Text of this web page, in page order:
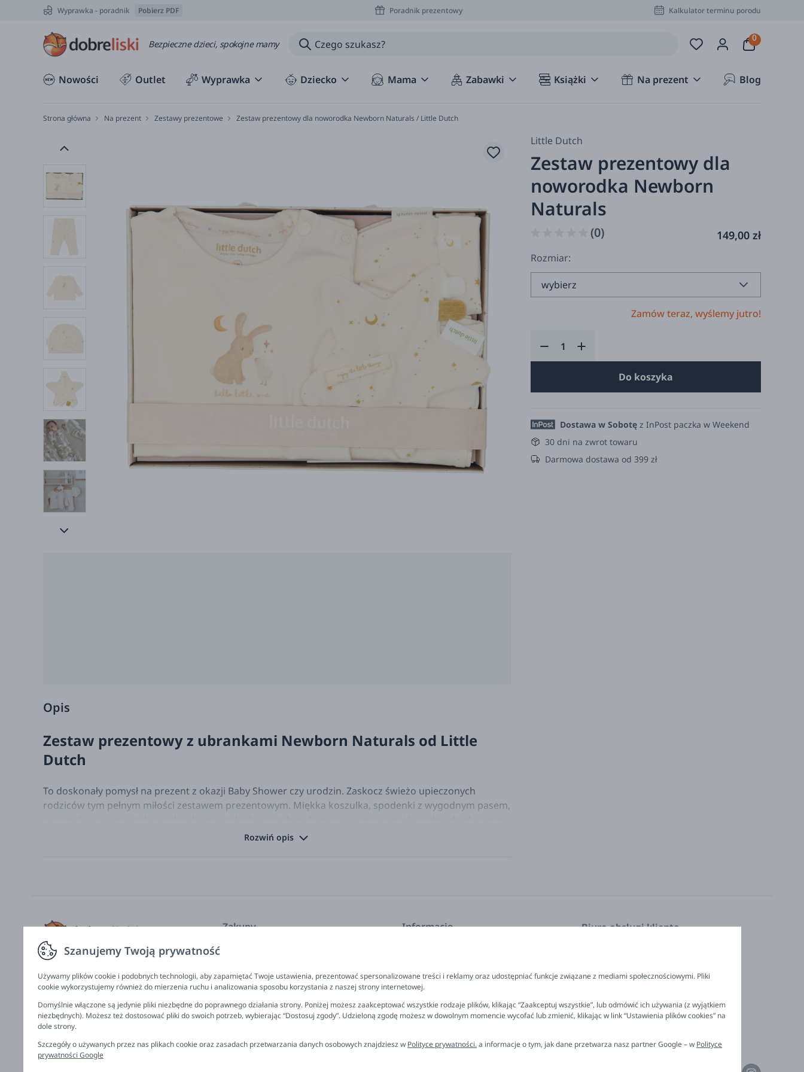
Wyprawka - poradnik Pobierz PDF Poradnik prezentowy Kalkulator terminu porodu
Bezpieczne dzieci, spokojne mamy
Nowości Outlet Wyprawka Dziecko Mama Zabawki Książki Na prezent Blog
Strona główna Na prezent Zestawy prezentowe Zestaw prezentowy dla noworodka Newborn Naturals / Little Dutch
Little Dutch
Zestaw prezentowy dla
noworodka Newborn
Naturals
(0) 149,00 zł
Rozmiar:
Zamów teraz, wyślemy jutro!
Do koszyka
Dostawa w Sobotę z InPost paczka w Weekend
30 dni na zwrot towaru
Darmowa dostawa od 399 zł
Opis
Zestaw prezentowy z ubrankami Newborn Naturals od Little
Dutch
To doskonały pomysł na prezent z okazji Baby Shower czy urodzin. Zaskocz świeżo upieczonych
rodziców tym pełnym miłości zestawem prezentowym. Miękka koszulka, spodenki z wygodnym pasem,
są wyjątkowo delikatne dla wrażliwej skóry maluszka. Ciepłe kolory i urocze nadruki wprowadzają
otulacze, akcesoria do pokoików dziecięcych oraz zabawki sensoryczne dla niemowląt, jak również
zabawki, czy pojazdy wytwarzane z drewna. Produkty Little Dutch cechuje spokojna, pastelowa
kolorystyka.
Skład: 95% bawełna organiczna, 5% elastan
Rozwiń opis
Zakupy
Zamów na prezent
Regulamin, polityka prywatności
Dane do przelewu
Informacje
Newsletter
Kontakt
Ustawienia plików cookies
Biuro obsługi klienta
+48 694 596 187
Szanujemy Twoją prywatność
Używamy plików cookie i podobnych technologii, aby zapamiętać Twoje ustawienia, prezentować spersonalizowane treści i reklamy oraz udostępniać funkcje związane z mediami społecznościowymi. Pliki
cookie wykorzystujemy również do mierzenia ruchu i analizowania sposobu korzystania z naszej strony internetowej.
Domyślnie włączone są jedynie pliki niezbędne do poprawnego działania strony. Poniżej możesz zaakceptować wszystkie rodzaje plików, klikając “Zaakceptuj wszystkie”, lub odmówić ich używania (z wyjątkiem
niezbędnych). Możesz też dostosować pliki do swoich potrzeb, wybierając “Dostosuj zgody”. Udzieloną zgodę możesz w dowolnym momencie wycofać lub zmienić, klikając w link “Ustawienia plików cookies” na
dole strony.
Szczegóły o używanych przez nas plikach cookie oraz zasadach przetwarzania danych osobowych znajdziesz w Polityce prywatności.a informacje o tym, jak dane przetwarza nasz partner Google – w Polityce
prywatności Google